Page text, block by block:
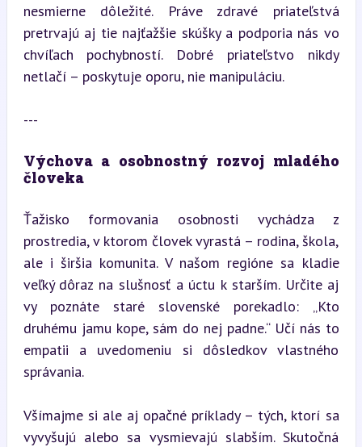
nesmierne dôležité. Práve zdravé priateľstvá
pretrvajú aj tie najťažšie skúšky a podporia nás vo
chvíľach pochybností. Dobré priateľstvo nikdy
netlačí – poskytuje oporu, nie manipuláciu.
---
Výchova a osobnostný rozvoj mladého
človeka
Ťažisko formovania osobnosti vychádza z
prostredia, v ktorom človek vyrastá – rodina, škola,
ale i širšia komunita. V našom regióne sa kladie
veľký dôraz na slušnosť a úctu k starším. Určite aj
vy poznáte staré slovenské porekadlo: „Kto
druhému jamu kope, sám do nej padne.“ Učí nás to
empatii a uvedomeniu si dôsledkov vlastného
správania.
Všímajme si ale aj opačné príklady – tých, ktorí sa
vyvyšujú alebo sa vysmievajú slabším. Skutočná